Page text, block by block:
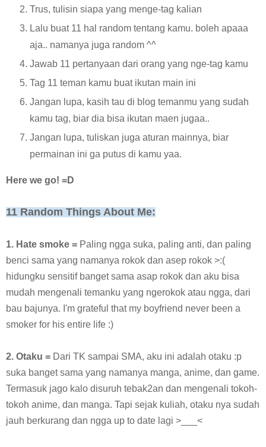
Trus, tulisin siapa yang menge-tag kalian
Lalu buat 11 hal random tentang kamu. boleh apaaa
aja.. namanya juga random ^^
Jawab 11 pertanyaan dari orang yang nge-tag kamu
Tag 11 teman kamu buat ikutan main ini
Jangan lupa, kasih tau di blog temanmu yang sudah
kamu tag, biar dia bisa ikutan maen jugaa..
Jangan lupa, tuliskan juga aturan mainnya, biar
permainan ini ga putus di kamu yaa.
Here we go! =D
11 Random Things About Me:
1. Hate smoke = Paling ngga suka, paling anti, dan paling
benci sama yang namanya rokok dan asep rokok >:(
hidungku sensitif banget sama asap rokok dan aku bisa
mudah mengenali temanku yang ngerokok atau ngga, dari
bau bajunya. I'm grateful that my boyfriend never been a
smoker for his entire life :)
2. Otaku = Dari TK sampai SMA, aku ini adalah otaku :p
suka banget sama yang namanya manga, anime, dan game.
Termasuk jago kalo disuruh tebak2an dan mengenali tokoh-
tokoh anime, dan manga. Tapi sejak kuliah, otaku nya sudah
jauh berkurang dan ngga up to date lagi >___<